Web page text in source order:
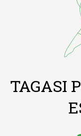
TAGASI